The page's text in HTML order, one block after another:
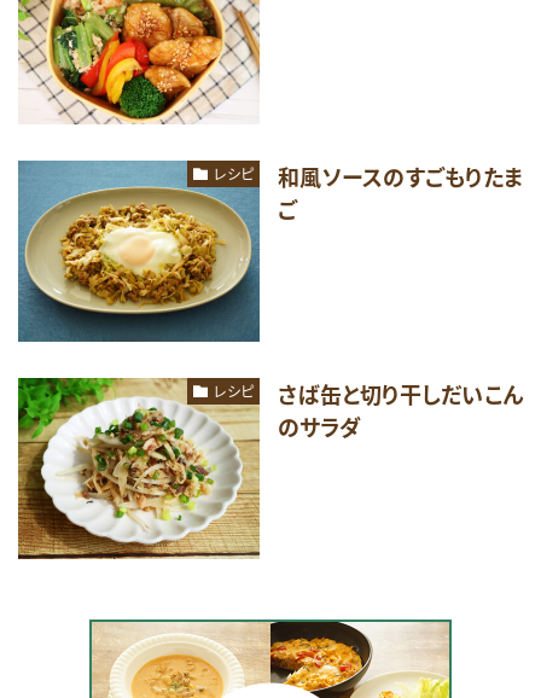
レシピ
和風ソースのすごもりたま
ご
レシピ
さば缶と切り干しだいこん
のサラダ